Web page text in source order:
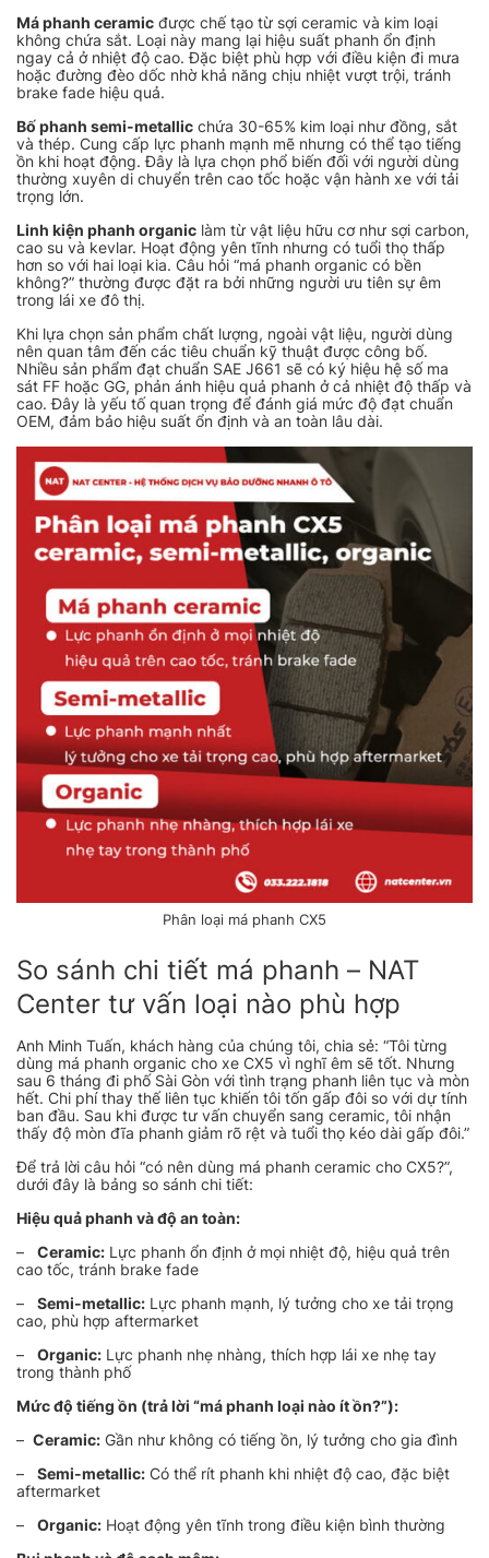
Má phanh ceramic được chế tạo từ sợi ceramic và kim loại
không chứa sắt. Loại này mang lại hiệu suất phanh ổn định
ngay cả ở nhiệt độ cao. Đặc biệt phù hợp với điều kiện đi mưa
hoặc đường đèo dốc nhờ khả năng chịu nhiệt vượt trội, tránh
brake fade hiệu quả.
Bố phanh semi-metallic chứa 30-65% kim loại như đồng, sắt
và thép. Cung cấp lực phanh mạnh mẽ nhưng có thể tạo tiếng
ồn khi hoạt động. Đây là lựa chọn phổ biến đối với người dùng
thường xuyên di chuyển trên cao tốc hoặc vận hành xe với tải
trọng lớn.
Linh kiện phanh organic làm từ vật liệu hữu cơ như sợi carbon,
cao su và kevlar. Hoạt động yên tĩnh nhưng có tuổi thọ thấp
hơn so với hai loại kia. Câu hỏi “má phanh organic có bền
không?” thường được đặt ra bởi những người ưu tiên sự êm
trong lái xe đô thị.
Khi lựa chọn sản phẩm chất lượng, ngoài vật liệu, người dùng
nên quan tâm đến các tiêu chuẩn kỹ thuật được công bố.
Nhiều sản phẩm đạt chuẩn SAE J661 sẽ có ký hiệu hệ số ma
sát FF hoặc GG, phản ánh hiệu quả phanh ở cả nhiệt độ thấp và
cao. Đây là yếu tố quan trọng để đánh giá mức độ đạt chuẩn
OEM, đảm bảo hiệu suất ổn định và an toàn lâu dài.
Phân loại má phanh CX5
So sánh chi tiết má phanh – NAT
Center tư vấn loại nào phù hợp
Anh Minh Tuấn, khách hàng của chúng tôi, chia sẻ: “Tôi từng
dùng má phanh organic cho xe CX5 vì nghĩ êm sẽ tốt. Nhưng
sau 6 tháng đi phố Sài Gòn với tình trạng phanh liên tục và mòn
hết. Chi phí thay thế liên tục khiến tôi tốn gấp đôi so với dự tính
ban đầu. Sau khi được tư vấn chuyển sang ceramic, tôi nhận
thấy độ mòn đĩa phanh giảm rõ rệt và tuổi thọ kéo dài gấp đôi.”
Để trả lời câu hỏi “có nên dùng má phanh ceramic cho CX5?”,
dưới đây là bảng so sánh chi tiết:
Hiệu quả phanh và độ an toàn:
– Ceramic: Lực phanh ổn định ở mọi nhiệt độ, hiệu quả trên
cao tốc, tránh brake fade
– Semi-metallic: Lực phanh mạnh, lý tưởng cho xe tải trọng
cao, phù hợp aftermarket
– Organic: Lực phanh nhẹ nhàng, thích hợp lái xe nhẹ tay
trong thành phố
Mức độ tiếng ồn (trả lời “má phanh loại nào ít ồn?”):
– Ceramic: Gần như không có tiếng ồn, lý tưởng cho gia đình
– Semi-metallic: Có thể rít phanh khi nhiệt độ cao, đặc biệt
aftermarket
– Organic: Hoạt động yên tĩnh trong điều kiện bình thường